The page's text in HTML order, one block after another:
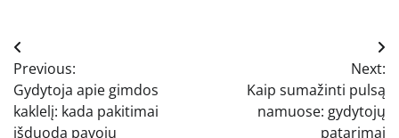
Navigacija
tarp
įrašų
Previous:
Gydytoja apie gimdos
kaklelį: kada pakitimai
išduoda pavojų
Next:
Kaip sumažinti pulsą
namuose: gydytojų
patarimai